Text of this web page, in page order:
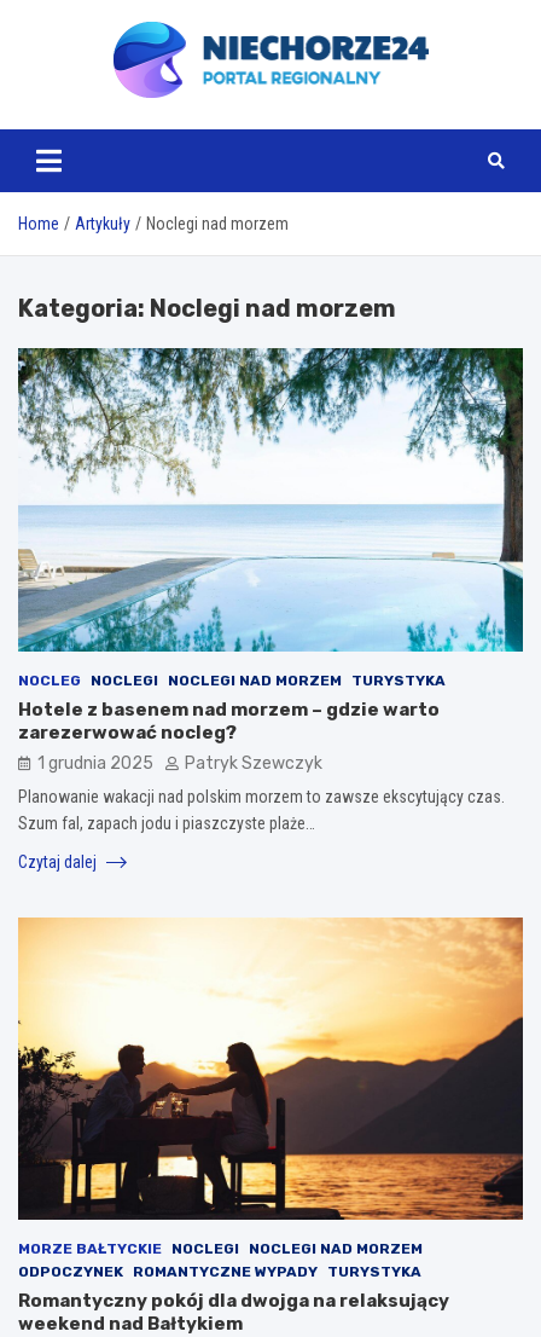
www.niechorze24.pl
Home Artykuły Noclegi nad morzem
Kategoria: Noclegi nad morzem
NOCLEG NOCLEGI NOCLEGI NAD MORZEM TURYSTYKA
Hotele z basenem nad morzem – gdzie warto
zarezerwować nocleg?
1 grudnia 2025 Patryk Szewczyk
Planowanie wakacji nad polskim morzem to zawsze ekscytujący czas.
Szum fal, zapach jodu i piaszczyste plaże…
Czytaj dalej
MORZE BAŁTYCKIE NOCLEGI
NOCLEGI NAD MORZEM
ODPOCZYNEK
ROMANTYCZNE WYPADY TURYSTYKA
Romantyczny pokój dla dwojga na relaksujący
weekend nad Bałtykiem